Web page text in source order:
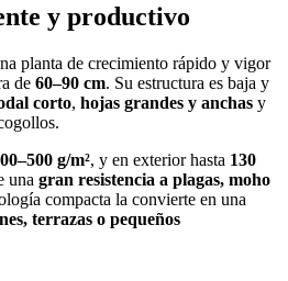
y productivo
planta de crecimiento rápido y vigor
de 60–90 cm. Su estructura es baja y
corto, hojas grandes y anchas y
g/m², y en exterior hasta 130
una gran resistencia a plagas, moho
compacta la convierte en una
terrazas o pequeños